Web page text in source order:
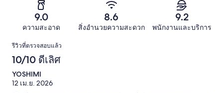
รีวิว
จาก
216
รีวิว
9.0
ความสะอาด
8.6
สิ่งอำนวยความสะดวก
9.2
พนักงานและบริการ
รีวิว
รีวิวที่ตรวจสอบแล้ว
10/10 ดีเลิศ
YOSHIMI
12 เม.ย. 2026